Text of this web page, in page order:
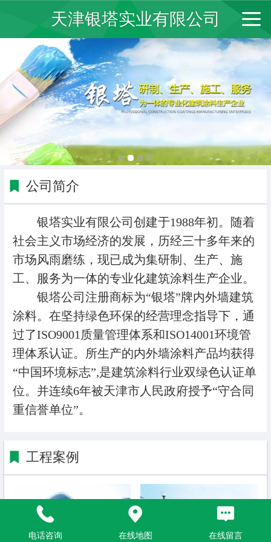
天津银塔实业有限公司
公司简介
银塔实业有限公司创建于1988年初。随着
社会主义市场经济的发展，历经三十多年来的
市场风雨磨练，现已成为集研制、生产、施
工、服务为一体的专业化建筑涂料生产企业。
银塔公司注册商标为“银塔”牌内外墙建筑
涂料。在坚持绿色环保的经营理念指导下，通
过了ISO9001质量管理体系和ISO14001环境管
理体系认证。所生产的内外墙涂料产品均获得
“中国环境标志”,是建筑涂料行业双绿色认证单
位。并连续6年被天津市人民政府授予“守合同
重信誉单位”。
工程案例
电话咨询 在线地图 在线留言